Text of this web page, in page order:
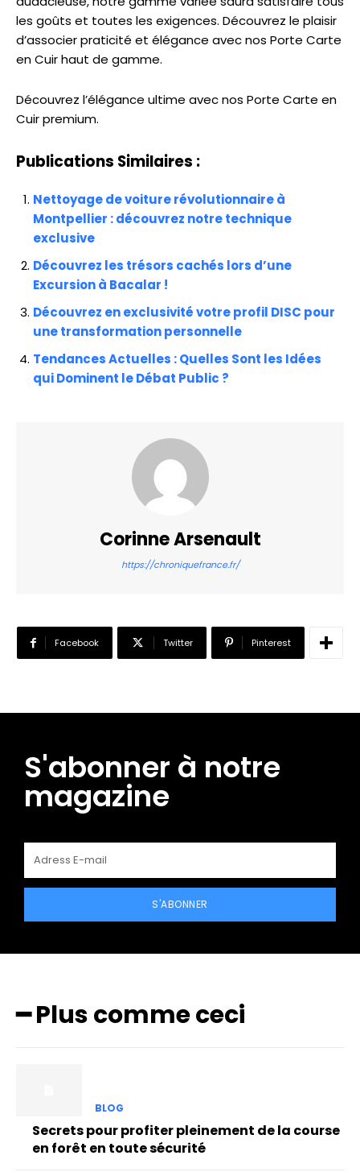
les goûts et toutes les exigences. Découvrez le plaisir
d’associer praticité et élégance avec nos Porte Carte
en Cuir haut de gamme.
Découvrez l’élégance ultime avec nos Porte Carte en
Cuir premium.
Publications Similaires :
Nettoyage de voiture révolutionnaire à
Montpellier : découvrez notre technique
exclusive
Découvrez les trésors cachés lors d’une
Excursion à Bacalar !
Découvrez en exclusivité votre profil DISC pour
une transformation personnelle
Tendances Actuelles : Quelles Sont les Idées
qui Dominent le Débat Public ?
Corinne Arsenault
https://chroniquefrance.fr/
Facebook Twitter Pinterest
S'abonner à notre
magazine
S'ABONNER
━ Plus comme ceci
BLOG
Secrets pour profiter pleinement de la course
en forêt en toute sécurité